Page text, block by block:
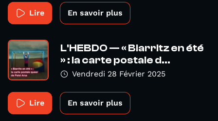
Lire En savoir plus
L'HEBDO — « Biarritz en été
» : la carte postale d...
Vendredi 28 Février 2025
Lire En savoir plus